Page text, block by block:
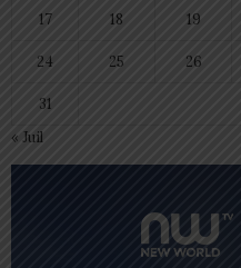
17 18 19
24 25 26
31
« Juil